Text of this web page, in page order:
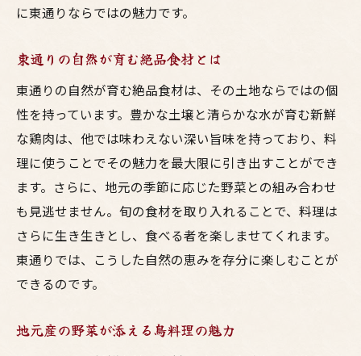
野菜と鶏肉の調和が生む絶品の味
地元野菜が引き立てる鶏肉の魅力
季節感を味わう東通りの鳥料理
東通りの焼き鳥と唐揚げで楽しむ地元の味
東通りで人気の焼き鳥と唐揚げ
焼き鳥が引き立てる地元食材の魅力
東通りの唐揚げの美味しさの秘密
地元の味わいを堪能する焼き鳥と唐揚げ
焼き鳥と唐揚げで味わう東通りの魅力
地元の風味を楽しむ東通りの定番メニュー
に東通りならではの魅力です。
東通りの自然が育む絶品食材とは
東通りの自然が育む絶品食材は、その土地ならではの個
性を持っています。豊かな土壌と清らかな水が育む新鮮
な鶏肉は、他では味わえない深い旨味を持っており、料
理に使うことでその魅力を最大限に引き出すことができ
ます。さらに、地元の季節に応じた野菜との組み合わせ
も見逃せません。旬の食材を取り入れることで、料理は
さらに生き生きとし、食べる者を楽しませてくれます。
東通りでは、こうした自然の恵みを存分に楽しむことが
できるのです。
地元産の野菜が添える鳥料理の魅力